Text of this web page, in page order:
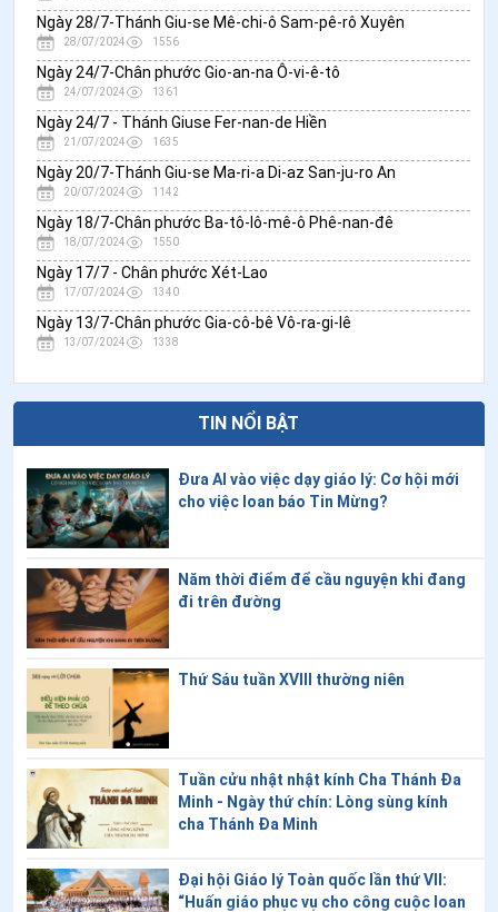
Ngày 28/7-Thánh Giu-se Mê-chi-ô Sam-pê-rô Xuyên
28/07/2024 1556
Ngày 24/7-Chân phước Gio-an-na Ô-vi-ê-tô
24/07/2024 1361
Ngày 24/7 - Thánh Giuse Fer-nan-de Hiền
21/07/2024 1635
Ngày 20/7-Thánh Giu-se Ma-ri-a Di-az San-ju-ro An
20/07/2024 1142
Ngày 18/7-Chân phước Ba-tô-lô-mê-ô Phê-nan-đê
18/07/2024 1550
Ngày 17/7 - Chân phước Xét-Lao
17/07/2024 1340
Ngày 13/7-Chân phước Gia-cô-bê Vô-ra-gi-lê
13/07/2024 1338
TIN NỔI BẬT
Đưa AI vào việc dạy giáo lý: Cơ hội mới
cho việc loan báo Tin Mừng?
Năm thời điểm để cầu nguyện khi đang
đi trên đường
Thứ Sáu tuần XVIII thường niên
Tuần cửu nhật nhật kính Cha Thánh Đa
Minh - Ngày thứ chín: Lòng sùng kính
cha Thánh Đa Minh
Đại hội Giáo lý Toàn quốc lần thứ VII:
“Huấn giáo phục vụ cho công cuộc loan